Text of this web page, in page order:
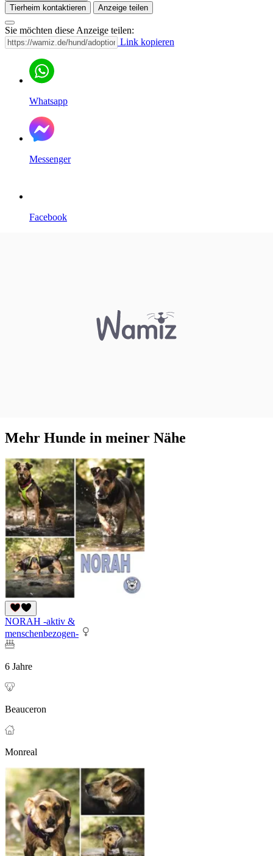
Tierheim kontaktieren
Anzeige teilen
Sie möchten diese Anzeige teilen:
Link kopieren
Whatsapp
Messenger
Facebook
Mehr Hunde in meiner Nähe
NORAH -aktiv &
menschenbezogen-
6 Jahre
Beauceron
Monreal